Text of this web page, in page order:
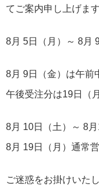
てご案内申し上げます
8月 5日（月）～ 8月
8月 9日（金）は午
午後受注分は19日（
8月 10日（土）～ 8
8月 19日（月）通常
ご迷惑をお掛けいた